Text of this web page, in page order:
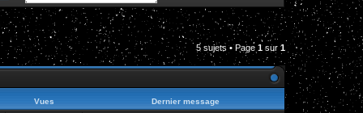
5 sujets • Page 1 sur 1
Vues Dernier message